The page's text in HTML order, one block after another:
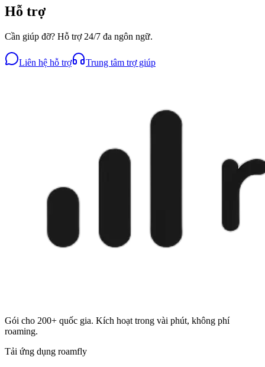
Hỗ trợ
Cần giúp đỡ? Hỗ trợ 24/7 đa ngôn ngữ.
Liên hệ hỗ trợ Trung tâm trợ giúp
Gói cho 200+ quốc gia. Kích hoạt trong vài phút, không phí
roaming.
Tải ứng dụng roamfly